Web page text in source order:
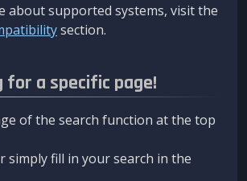
about supported systems, visit the
section.
for a specific page!
of the search function at the top
simply fill in your search in the